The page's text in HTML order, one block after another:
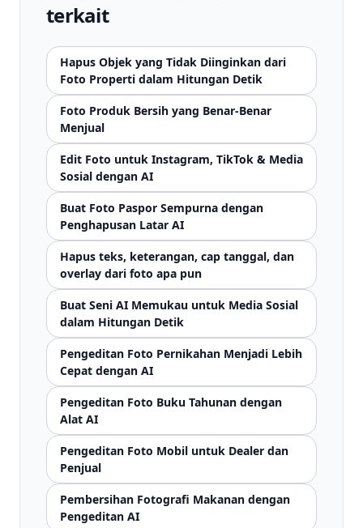
terkait
Hapus Objek yang Tidak Diinginkan dari
Foto Properti dalam Hitungan Detik
Foto Produk Bersih yang Benar-Benar
Menjual
Edit Foto untuk Instagram, TikTok & Media
Sosial dengan AI
Buat Foto Paspor Sempurna dengan
Penghapusan Latar AI
Hapus teks, keterangan, cap tanggal, dan
overlay dari foto apa pun
Buat Seni AI Memukau untuk Media Sosial
dalam Hitungan Detik
Pengeditan Foto Pernikahan Menjadi Lebih
Cepat dengan AI
Pengeditan Foto Buku Tahunan dengan
Alat AI
Pengeditan Foto Mobil untuk Dealer dan
Penjual
Pembersihan Fotografi Makanan dengan
Pengeditan AI